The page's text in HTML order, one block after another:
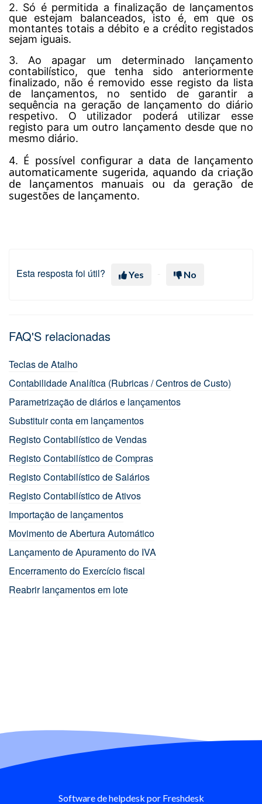
2. Só é permitida a finalização de lançamentos
que estejam balanceados, isto é, em que os
montantes totais a débito e a crédito registados
sejam iguais.
3. Ao apagar um determinado lançamento
contabilístico, que tenha sido anteriormente
finalizado, não é removido esse registo da lista
de lançamentos, no sentido de garantir a
sequência na geração de lançamento do diário
respetivo. O utilizador poderá utilizar esse
registo para um outro lançamento desde que no
mesmo diário.
4. É possível configurar a data de lançamento
automaticamente sugerida, aquando da criação
de lançamentos manuais ou da geração de
sugestões de lançamento.
Esta resposta foi útil? Yes No
FAQ'S relacionadas
Teclas de Atalho
Contabilidade Analítica (Rubricas / Centros de Custo)
Parametrização de diários e lançamentos
Substituir conta em lançamentos
Registo Contabilístico de Vendas
Registo Contabilístico de Compras
Registo Contabilístico de Salários
Registo Contabilístico de Ativos
Importação de lançamentos
Movimento de Abertura Automático
Lançamento de Apuramento do IVA
Encerramento do Exercício fiscal
Reabrir lançamentos em lote
Software de helpdesk por Freshdesk